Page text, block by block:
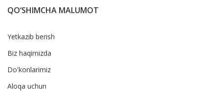
QO‘SHIMCHA MALUMOT
Yetkazib berish
Biz haqimizda
Do'konlarimiz
Aloqa uchun